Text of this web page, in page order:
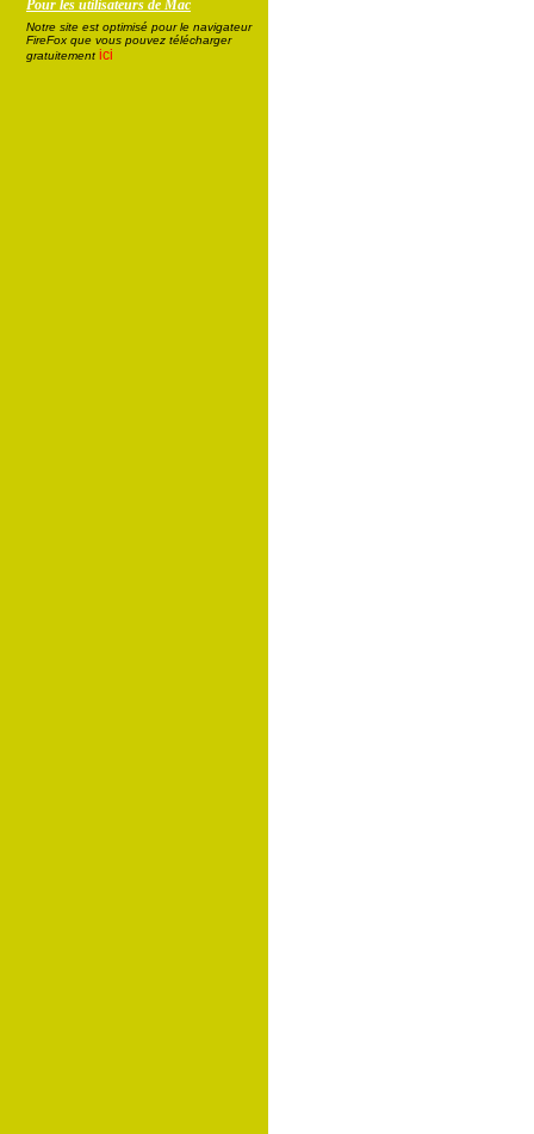
Pour les utilisateurs de Mac
Notre site est optimisé pour le navigateur
FireFox que vous pouvez télécharger
gratuitement ici